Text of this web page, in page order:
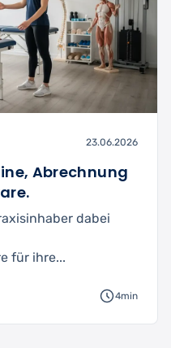
23.06.2026
Abrechnung
dabei
für ihre...
4min